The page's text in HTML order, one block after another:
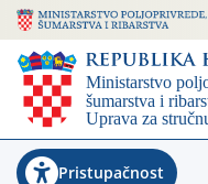
Pristupačnost